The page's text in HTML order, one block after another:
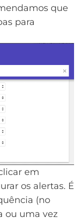
que
para
em
os alertas. É
(no
ou uma vez